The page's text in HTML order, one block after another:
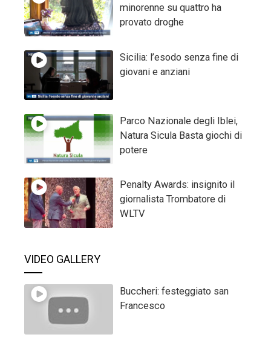
minorenne su quattro ha
provato droghe
Sicilia: l’esodo senza fine di
giovani e anziani
Parco Nazionale degli Iblei,
Natura Sicula Basta giochi di
potere
Penalty Awards: insignito il
giornalista Trombatore di
WLTV
VIDEO GALLERY
Buccheri: festeggiato san
Francesco